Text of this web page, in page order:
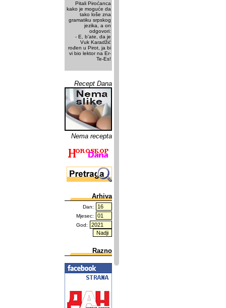
Pitali Piroćanca
kako je moguće da
tako loše zna
gramatiku srpskog
jezika, a on
odgovori:
- E, b'ate, da je
Vuk Karadžić
rođen u Pirot, ja bi
vi bio lektor na Er-
Te-Es!
Recept Dana
Nema recepta
Arhiva
Dan:
Mjesec:
God:
Razno